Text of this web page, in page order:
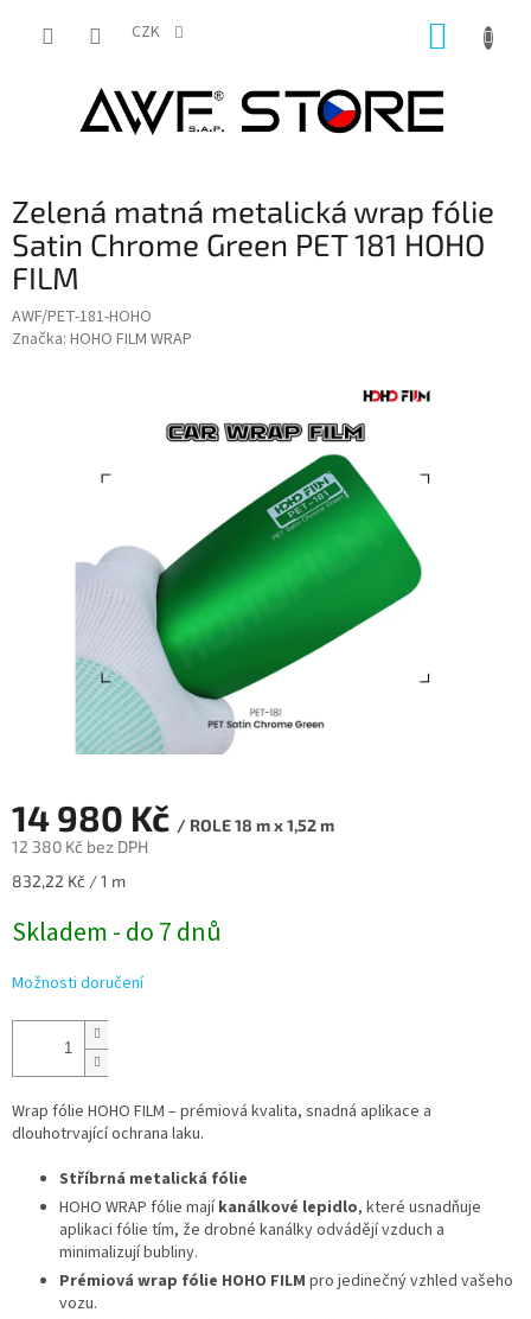
CZK
Zelená matná metalická wrap fólie
Satin Chrome Green PET 181 HOHO
FILM
AWF/PET-181-HOHO
Značka: HOHO FILM WRAP
14 980 Kč / ROLE 18 m x 1,52 m
12 380 Kč bez DPH
Měrná
832,22 Kč / 1 m
Skladem - do 7 dnů
Možnosti doručení
Wrap fólie HOHO FILM – prémiová kvalita, snadná aplikace a
dlouhotrvající ochrana laku.
Stříbrná metalická fólie
HOHO WRAP fólie majíkanálkové lepidlo, které usnadňuje
aplikaci fólie tím, že drobné kanálky odvádějí vzduch a
minimalizují bubliny.
Prémiová wrap fólie HOHO FILM pro jedinečný vzhled vašeho
vozu.